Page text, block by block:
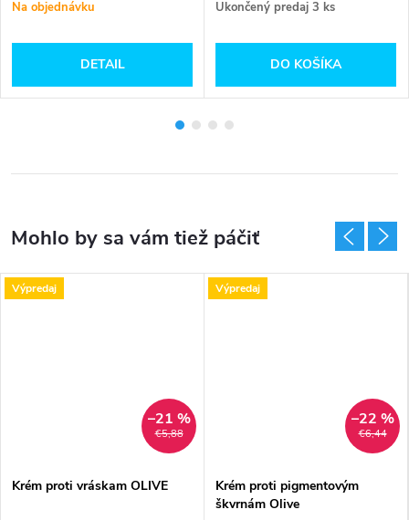
Na objednávku
DETAIL
Ukončený predaj 3 ks
DO KOŠÍKA
Výpredaj
€5,88
–21 %
Krém proti vráskam OLIVE
Výpredaj
€6,44
–22 %
Krém proti pigmentovým
škvrnám Olive